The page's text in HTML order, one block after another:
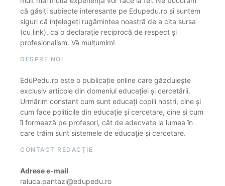
că găsiți subiecte interesante pe Edupedu.ro și suntem
siguri că înțelegeți rugămintea noastră de a cita sursa
(cu link), ca o declarație reciprocă de respect și
profesionalism. Vă mulțumim!
DESPRE NOI
EduPedu.ro este o publicație online care găzduiește
exclusiv articole din domeniul educației și cercetării.
Urmărim constant cum sunt educați copiii noștri, cine și
cum face politicile din educație și cercetare, cine și cum
îi formează pe profesori, cât de adecvate la lumea în
care trăim sunt sistemele de educație și cercetare.
CONTACT REDACȚIE
Adrese e-mail
raluca.pantazi@edupedu.ro